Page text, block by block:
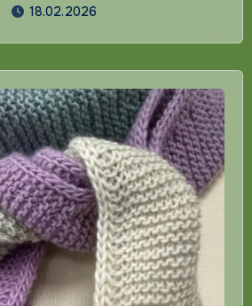
18.02.2026